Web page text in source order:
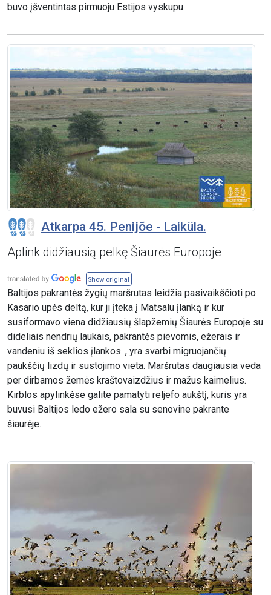
buvo įšventintas pirmuoju Estijos vyskupu.
Atkarpa 45. Penijõe - Laiküla.
Aplink didžiausią pelkę Šiaurės Europoje
Show original
Baltijos pakrantės žygių maršrutas leidžia pasivaikščioti po
Kasario upės deltą, kur ji įteka į Matsalu įlanką ir kur
susiformavo viena didžiausių šlapžemių Šiaurės Europoje su
dideliais nendrių laukais, pakrantės pievomis, ežerais ir
vandeniu iš seklios įlankos. , yra svarbi migruojančių
paukščių lizdų ir sustojimo vieta. Maršrutas daugiausia veda
per dirbamos žemės kraštovaizdžius ir mažus kaimelius.
Kirblos apylinkėse galite pamatyti reljefo aukštį, kuris yra
buvusi Baltijos ledo ežero sala su senovine pakrante
šiaurėje.